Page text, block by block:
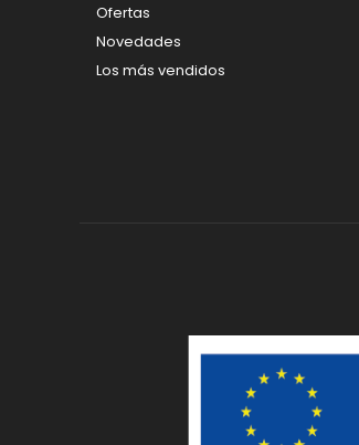
Ofertas
Novedades
Los más vendidos